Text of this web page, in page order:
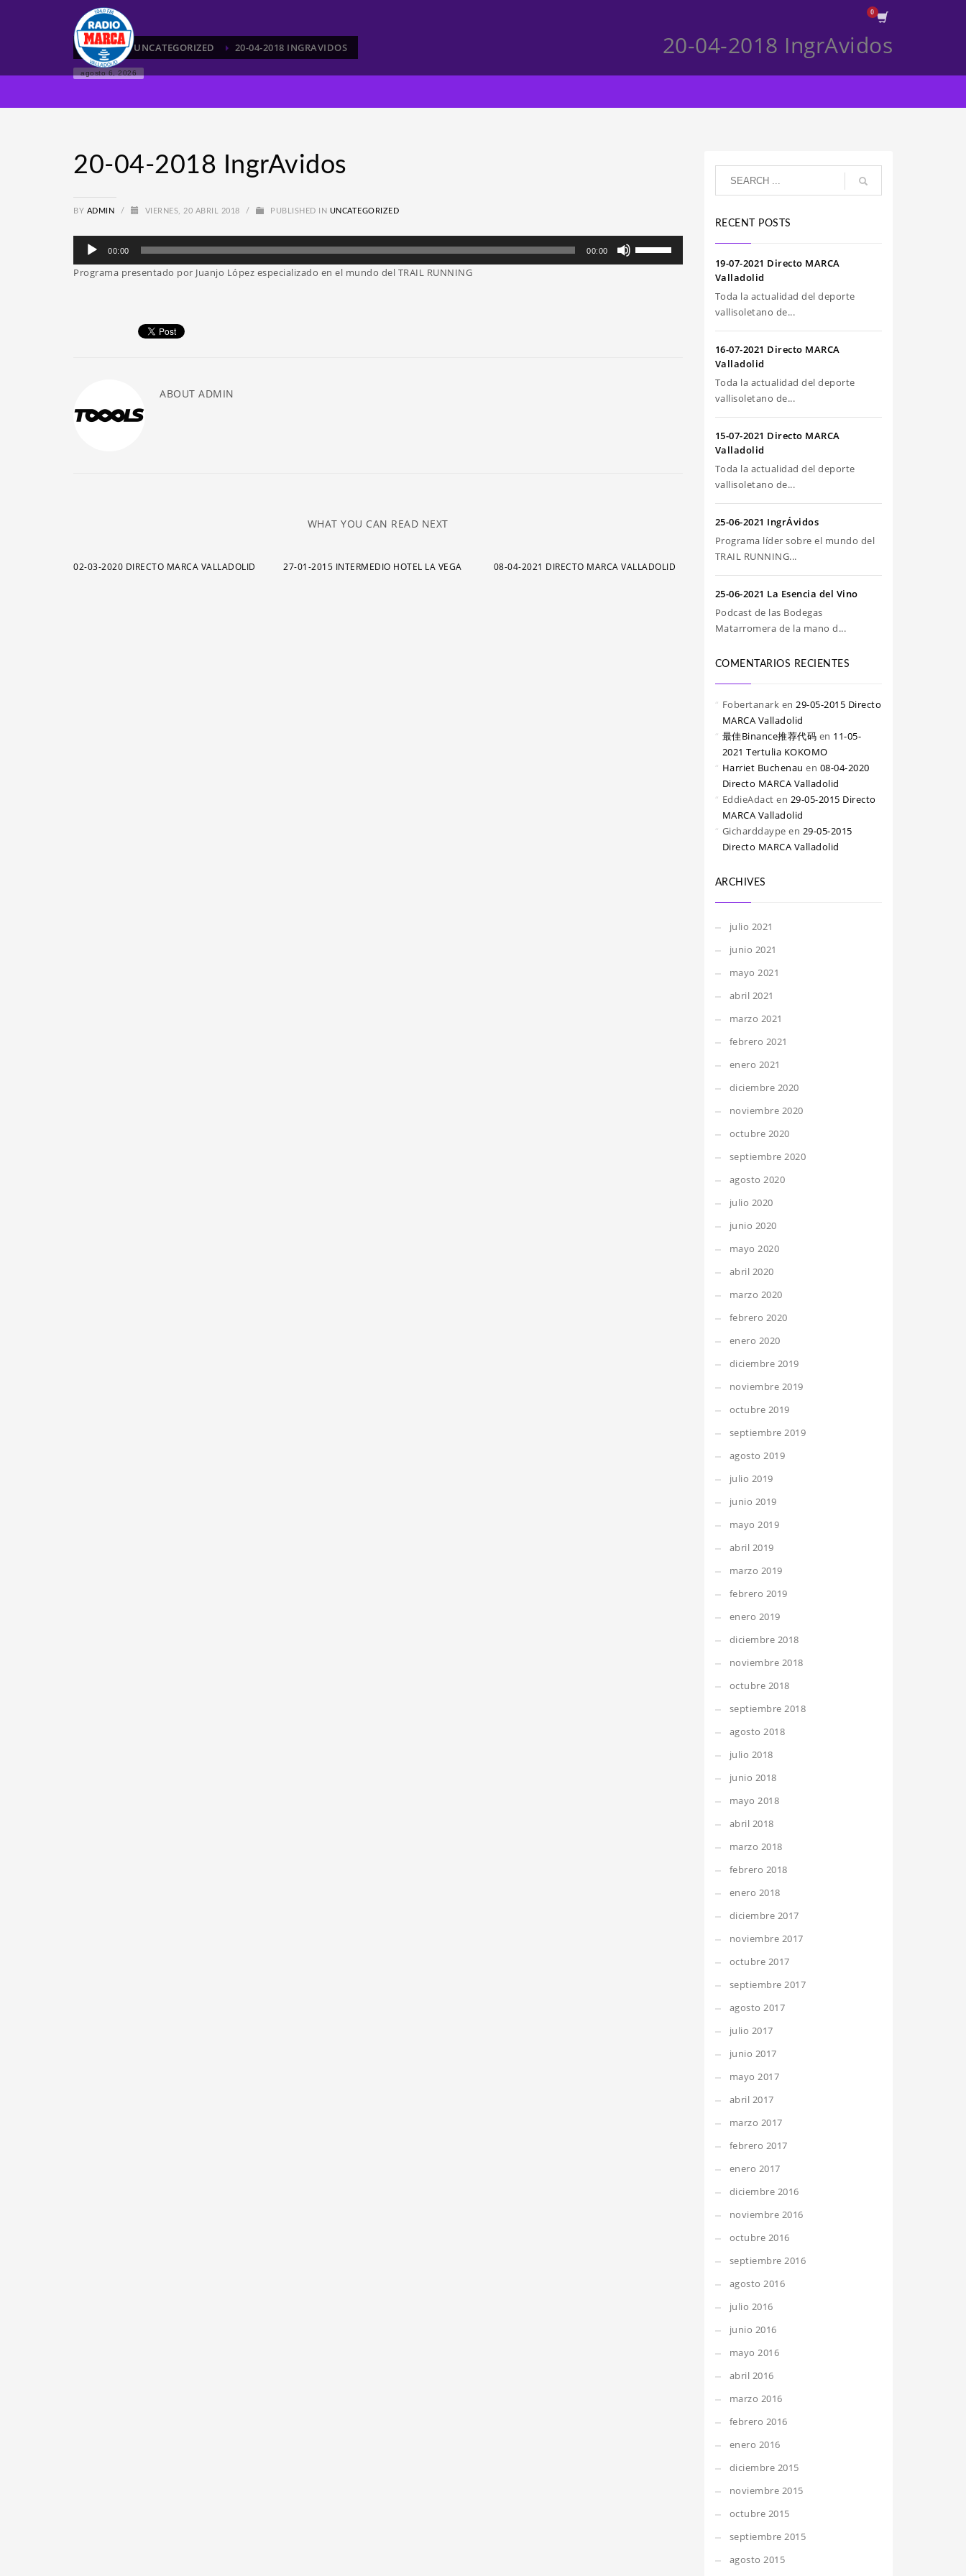
HOME UNCATEGORIZED 20-04-2018 INGRAVIDOS
agosto 6, 2026
20-04-2018 IngrAvidos
20-04-2018 IngrAvidos
BY ADMIN / VIERNES, 20 ABRIL 2018 / PUBLISHED IN UNCATEGORIZED
Reproductor
audio
00:00 00:00
Programa presentado por Juanjo López especializado en el mundo del TRAIL RUNNING
ABOUT ADMIN
WHAT YOU CAN READ NEXT
02-03-2020 DIRECTO MARCA VALLADOLID 27-01-2015 INTERMEDIO HOTEL LA VEGA 08-04-2021 DIRECTO MARCA VALLADOLID
RECENT POSTS
19-07-2021 Directo MARCA
Valladolid
Toda la actualidad del deporte
vallisoletano de...
16-07-2021 Directo MARCA
Valladolid
Toda la actualidad del deporte
vallisoletano de...
15-07-2021 Directo MARCA
Valladolid
Toda la actualidad del deporte
vallisoletano de...
25-06-2021 IngrÁvidos
Programa líder sobre el mundo del
TRAIL RUNNING...
25-06-2021 La Esencia del Vino
Podcast de las Bodegas
Matarromera de la mano d...
COMENTARIOS RECIENTES
Fobertanark en 29-05-2015 Directo
MARCA Valladolid
最佳Binance推荐代码 en 11-05-
2021 Tertulia KOKOMO
Harriet Buchenau en 08-04-2020
Directo MARCA Valladolid
EddieAdact en 29-05-2015 Directo
MARCA Valladolid
Gicharddaype en 29-05-2015
Directo MARCA Valladolid
ARCHIVES
julio 2021
junio 2021
mayo 2021
abril 2021
marzo 2021
febrero 2021
enero 2021
diciembre 2020
noviembre 2020
octubre 2020
septiembre 2020
agosto 2020
julio 2020
junio 2020
mayo 2020
abril 2020
marzo 2020
febrero 2020
enero 2020
diciembre 2019
noviembre 2019
octubre 2019
septiembre 2019
agosto 2019
julio 2019
junio 2019
mayo 2019
abril 2019
marzo 2019
febrero 2019
enero 2019
diciembre 2018
noviembre 2018
octubre 2018
septiembre 2018
agosto 2018
julio 2018
junio 2018
mayo 2018
abril 2018
marzo 2018
febrero 2018
enero 2018
diciembre 2017
noviembre 2017
octubre 2017
septiembre 2017
agosto 2017
julio 2017
junio 2017
mayo 2017
abril 2017
marzo 2017
febrero 2017
enero 2017
diciembre 2016
noviembre 2016
octubre 2016
septiembre 2016
agosto 2016
julio 2016
junio 2016
mayo 2016
abril 2016
marzo 2016
febrero 2016
enero 2016
diciembre 2015
noviembre 2015
octubre 2015
septiembre 2015
agosto 2015